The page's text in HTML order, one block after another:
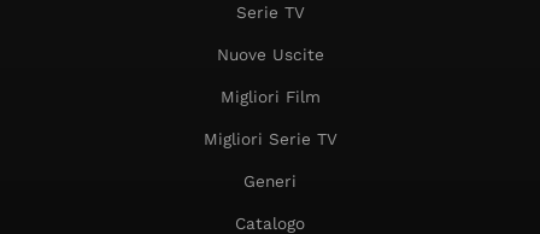
Serie TV
Nuove Uscite
Migliori Film
Migliori Serie TV
Generi
Catalogo